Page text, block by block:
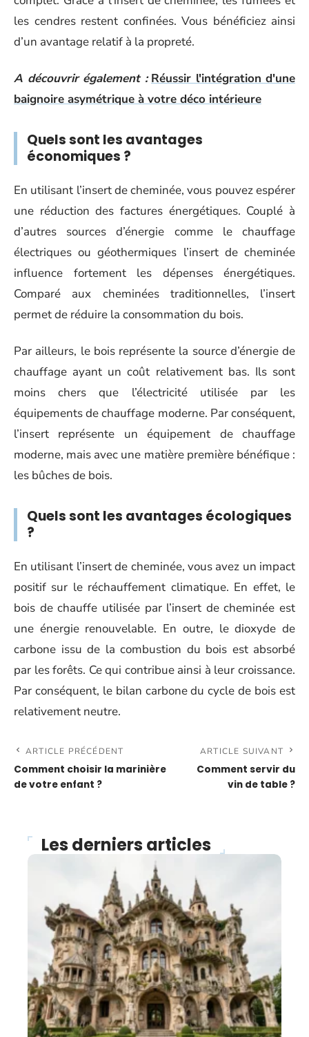
les cendres restent confinées. Vous bénéficiez ainsi
d’un avantage relatif à la propreté.
A découvrir également : Réussir l'intégration d'une
baignoire asymétrique à votre déco intérieure
Quels sont les avantages
économiques ?
En utilisant l’insert de cheminée, vous pouvez espérer
une réduction des factures énergétiques. Couplé à
d’autres sources d’énergie comme le chauffage
électriques ou géothermiques l’insert de cheminée
influence fortement les dépenses énergétiques.
Comparé aux cheminées traditionnelles, l’insert
permet de réduire la consommation du bois.
Par ailleurs, le bois représente la source d’énergie de
chauffage ayant un coût relativement bas. Ils sont
moins chers que l’électricité utilisée par les
équipements de chauffage moderne. Par conséquent,
l’insert représente un équipement de chauffage
moderne, mais avec une matière première bénéfique :
les bûches de bois.
Quels sont les avantages écologiques
?
En utilisant l’insert de cheminée, vous avez un impact
positif sur le réchauffement climatique. En effet, le
bois de chauffe utilisée par l’insert de cheminée est
une énergie renouvelable. En outre, le dioxyde de
carbone issu de la combustion du bois est absorbé
par les forêts. Ce qui contribue ainsi à leur croissance.
Par conséquent, le bilan carbone du cycle de bois est
relativement neutre.
ARTICLE PRÉCÉDENT
Comment choisir la marinière
de votre enfant ?
ARTICLE SUIVANT
Comment servir du
vin de table ?
Les derniers articles